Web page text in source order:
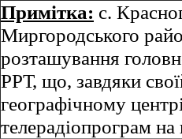
Примітка: с.
Миргородського
розташування
РРТ, що, завдяки
географічному
телерадіопрограм на